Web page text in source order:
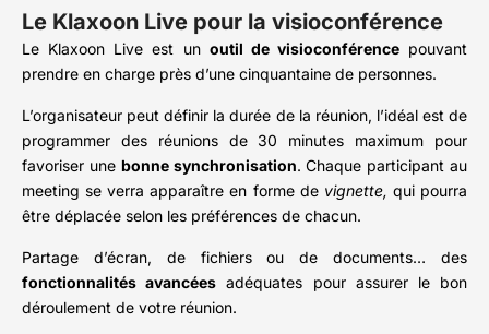
Le Klaxoon Live pour la visioconférence
Le Klaxoon Live est un outil de visioconférencepouvant
prendre en charge près d’une cinquantaine de personnes.
L’organisateur peut définir la durée de la réunion, l’idéal est de
programmer des réunions de 30 minutes maximum pour
favoriser une bonne synchronisation. Chaque participant au
meeting se verra apparaître en forme de vignette, qui pourra
être déplacée selon les préférences de chacun.
Partage d’écran, de fichiers ou de documents… des
fonctionnalités avancées adéquates pour assurer le bon
déroulement de votre réunion.